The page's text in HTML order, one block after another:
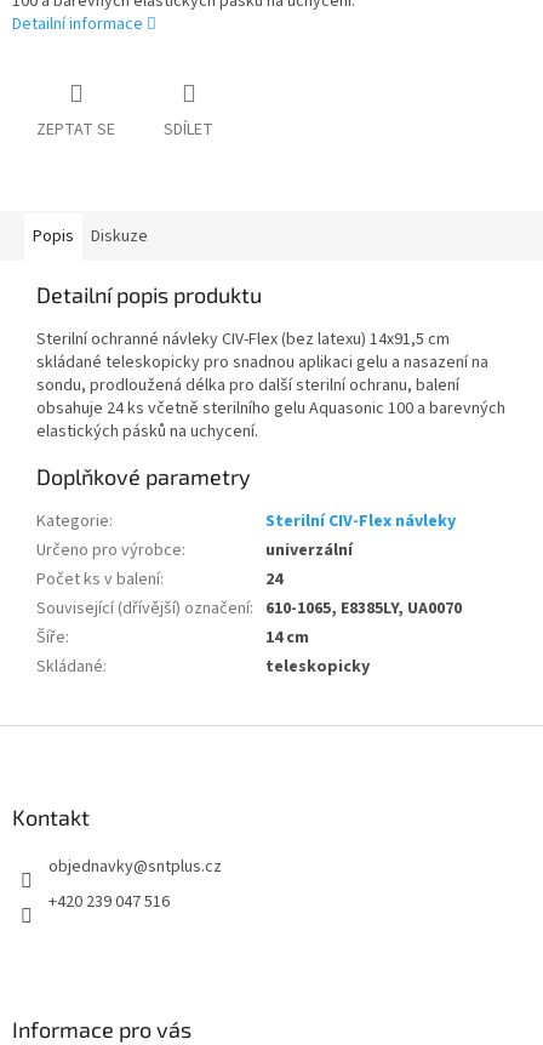
Detailní informace
ZEPTAT SE SDÍLET
Popis Diskuze
Detailní popis produktu
Sterilní ochranné návleky CIV-Flex (bez latexu) 14x91,5 cm
skládané teleskopicky pro snadnou aplikaci gelu a nasazení na
sondu, prodloužená délka pro další sterilní ochranu, balení
obsahuje 24 ks včetně sterilního gelu Aquasonic 100 a barevných
elastických pásků na uchycení.
Doplňkové parametry
Kategorie:
Sterilní CIV-Flex návleky
Určeno pro výrobce:
univerzální
Počet ks v balení:
24
Související (dřívější) označení: 610-1065, E8385LY, UA0070
Šíře:
14 cm
Skládané: teleskopicky
Kontakt
objednavky@sntplus.cz
+420 239 047 516
Informace pro vás